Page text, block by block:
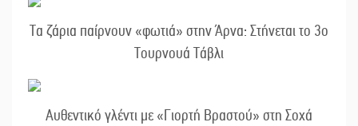
Τα ζάρια παίρνουν «φωτιά» στην Άρνα: Στήνεται το 3ο
Τουρνουά Τάβλι
Αυθεντικό γλέντι με «Γιορτή Βραστού» στη Σοχά